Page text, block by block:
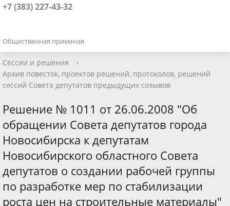
+7 (383) 227-43-32
Общественная приемная
Сессии и решения
›
Архив повесток, проектов решений, протоколов, решений
сессий Совета депутатов предыдущих созывов
Решение № 1011 от 26.06.2008 "Об
обращении Совета депутатов города
Новосибирска к депутатам
Новосибирского областного Совета
депутатов о создании рабочей группы
по разработке мер по стабилизации
роста цен на строительные материалы"